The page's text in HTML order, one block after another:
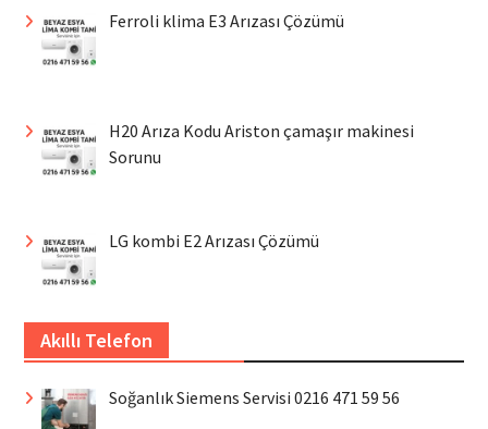
Ferroli klima E3 Arızası Çözümü
H20 Arıza Kodu Ariston çamaşır makinesi
Sorunu
LG kombi E2 Arızası Çözümü
Akıllı Telefon
Soğanlık Siemens Servisi 0216 471 59 56